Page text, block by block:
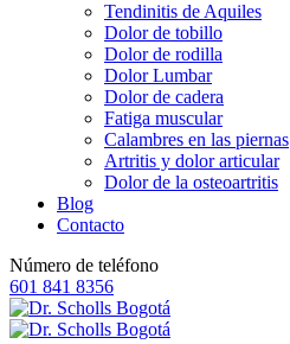
Tendinitis de Aquiles
Dolor de tobillo
Dolor de rodilla
Dolor Lumbar
Dolor de cadera
Fatiga muscular
Calambres en las piernas
Artritis y dolor articular
Dolor de la osteoartritis
Blog
Contacto
Número de teléfono
601 841 8356